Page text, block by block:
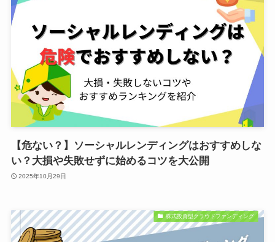
【危ない？】ソーシャルレンディングはおすすめしな
い？大損や失敗せずに始めるコツを大公開
2025年10月29日
株式投資型クラウドファンディング